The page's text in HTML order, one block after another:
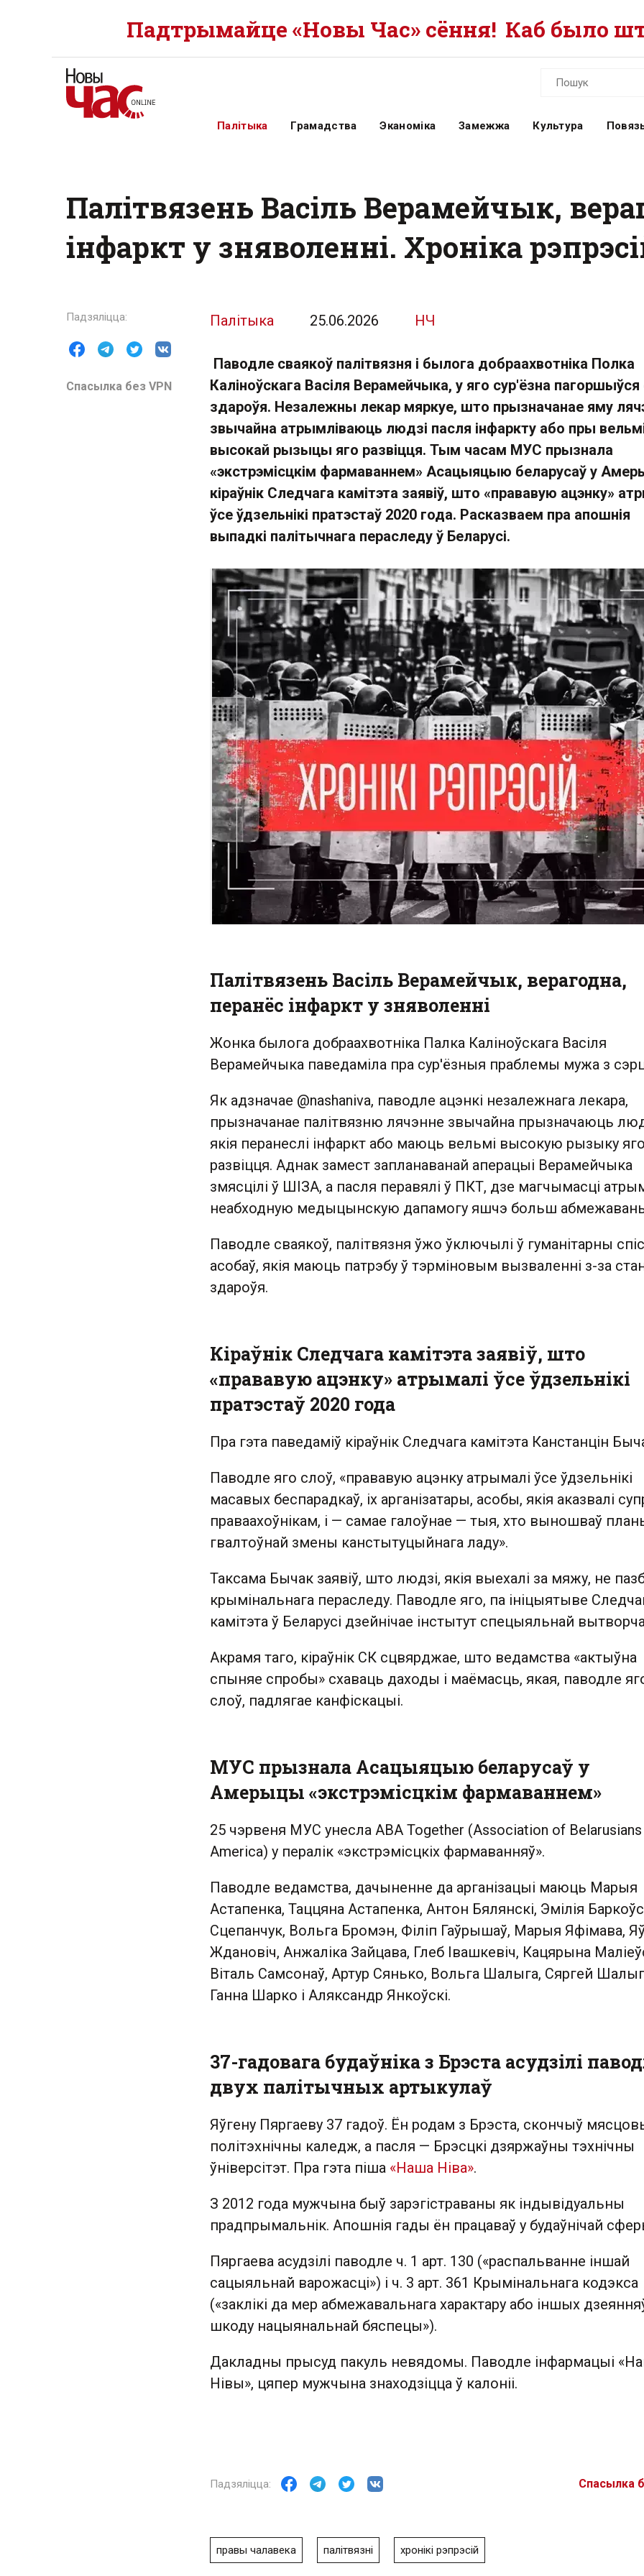
Падтрымайце «Новы Час» сёння! Каб было
Палітыка Грамадства Эканоміка Замежжа Культура
Палітвязень Васіль Верамейчык,
інфаркт у зняволенні. Хроніка
Спасылка без VPN
Палітыка 25.06.2026 НЧ
Паводле сваякоў палітвязня і былога добраахвотніка Полка
Каліноўскага Васіля Верамейчыка, у яго сур'ёзна пагоршыўся
здароўя. Незалежны лекар мяркуе, што прызначанае яму
звычайна атрымліваюць людзі пасля інфаркту або пры
высокай рызыцы яго развіцця. Тым часам МУС прызнала
«экстрэмісцкім фармаваннем» Асацыяцыю беларусаў у
кіраўнік Следчага камітэта заявіў, што «прававую ацэнку»
ўсе ўдзельнікі пратэстаў 2020 года. Расказваем пра апошнія
выпадкі палітычнага пераследу ў Беларусі.
Палітвязень Васіль Верамейчык, верагодна,
перанёс інфаркт у зняволенні
Жонка былога добраахвотніка Палка Каліноўскага Васіля
Верамейчыка паведаміла пра сур'ёзныя праблемы мужа з
Як адзначае @nashaniva, паводле ацэнкі незалежнага лекара,
прызначанае палітвязню лячэнне звычайна прызначаюць
якія перанеслі інфаркт або маюць вельмі высокую рызыку яго
развіцця. Аднак замест запланаванай аперацыі Верамейчыка
змясцілі ў ШІЗА, а пасля перавялі ў ПКТ, дзе магчымасці
неабходную медыцынскую дапамогу яшчэ больш
Паводле сваякоў, палітвязня ўжо ўключылі ў гуманітарны спіс
асобаў, якія маюць патрэбу ў тэрміновым вызваленні з-за
здароўя.
Кіраўнік Следчага камітэта заявіў, што
«прававую ацэнку» атрымалі ўсе ўдзельнікі
пратэстаў 2020 года
Пра гэта паведаміў кіраўнік Следчага камітэта Канстанцін
Паводле яго слоў, «прававую ацэнку атрымалі ўсе ўдзельнікі
масавых беспарадкаў, іх арганізатары, асобы, якія аказвалі
праваахоўнікам, і — самае галоўнае — тыя, хто выношваў
гвалтоўнай змены канстытуцыйнага ладу».
Таксама Бычак заявіў, што людзі, якія выехалі за мяжу, не
крымінальнага пераследу. Паводле яго, па ініцыятыве
камітэта ў Беларусі дзейнічае інстытут спецыяльнай
Акрамя таго, кіраўнік СК сцвярджае, што ведамства «актыўна
спыняе спробы» схаваць даходы і маёмасць, якая, паводле
слоў, падлягае канфіскацыі.
МУС прызнала Асацыяцыю беларусаў у
Амерыцы «экстрэмісцкім фармаваннем»
25 чэрвеня МУС унесла ABA Together (Association of Belarusians
America) у пералік «экстрэмісцкіх фармаванняў».
Паводле ведамства, дачыненне да арганізацыі маюць Марыя
Астапенка, Таццяна Астапенка, Антон Бялянскі, Эмілія
Сцепанчук, Вольга Бромэн, Філіп Гаўрышаў, Марыя Яфімава,
Ждановіч, Анжаліка Зайцава, Глеб Івашкевіч, Кацярына
Віталь Самсонаў, Артур Сянько, Вольга Шалыга, Сяргей
Ганна Шарко і Аляксандр Янкоўскі.
37-гадовага будаўніка з Брэста асудзілі
двух палітычных артыкулаў
Яўгену Пяргаеву 37 гадоў. Ён родам з Брэста, скончыў
політэхнічны каледж, а пасля — Брэсцкі дзяржаўны тэхнічны
ўніверсітэт. Пра гэта піша «Наша Ніва».
З 2012 года мужчына быў зарэгістраваны як індывідуальны
прадпрымальнік. Апошнія гады ён працаваў у будаўнічай
Пяргаева асудзілі паводле ч. 1 арт. 130 («распальванне іншай
сацыяльнай варожасці») і ч. 3 арт. 361 Крымінальнага кодэкса
(«заклікі да мер абмежавальнага характару або іншых
шкоду нацыянальнай бяспецы»).
Дакладны прысуд пакуль невядомы. Паводле інфармацыі
Нівы», цяпер мужчына знаходзіцца ў калоніі.
Спасылка
правы чалавека палітвязні хронікі рэпрэсій